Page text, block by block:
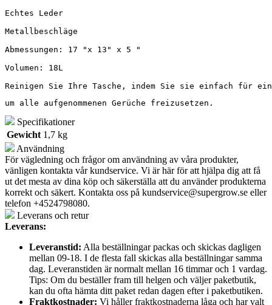
Echtes Leder
Metallbeschläge
Abmessungen: 17 "x 13" x 5 "
Volumen: 18L
Reinigen Sie Ihre Tasche, indem Sie sie einfach für
um alle aufgenommenen Gerüche freizusetzen.
Specifikationer
Gewicht 1,7 kg
Användning
För vägledning och frågor om användning av våra produkter,
vänligen kontakta vår kundservice. Vi är här för att hjälpa dig att få
ut det mesta av dina köp och säkerställa att du använder produkterna
korrekt och säkert. Kontakta oss på kundservice@supergrow.se eller
telefon +4524798080.
Leverans och retur
Leverans:
Leveranstid: Alla beställningar packas och skickas dagligen
mellan 09-18. I de flesta fall skickas alla beställningar samma
dag. Leveranstiden är normalt mellan 16 timmar och 1 vardag.
Tips: Om du beställer fram till helgen och väljer paketbutik,
kan du ofta hämta ditt paket redan dagen efter i paketbutiken.
Fraktkostnader: Vi håller fraktkostnaderna låga och har valt